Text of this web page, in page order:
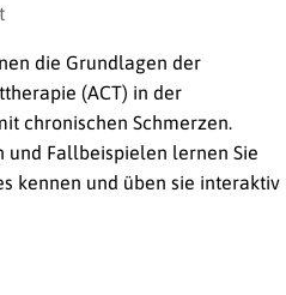
die Grundlagen der
(ACT) in der
chronischen Schmerzen.
und Fallbeispielen lernen Sie
kennen und üben sie interaktiv